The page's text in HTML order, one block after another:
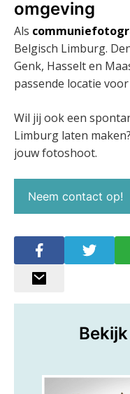
omgeving
Als
Belgisch Limburg.
Genk, Hasselt en
passende locatie
Wil jij ook een
Limburg laten
jouw fotoshoot.
Neem contact op!